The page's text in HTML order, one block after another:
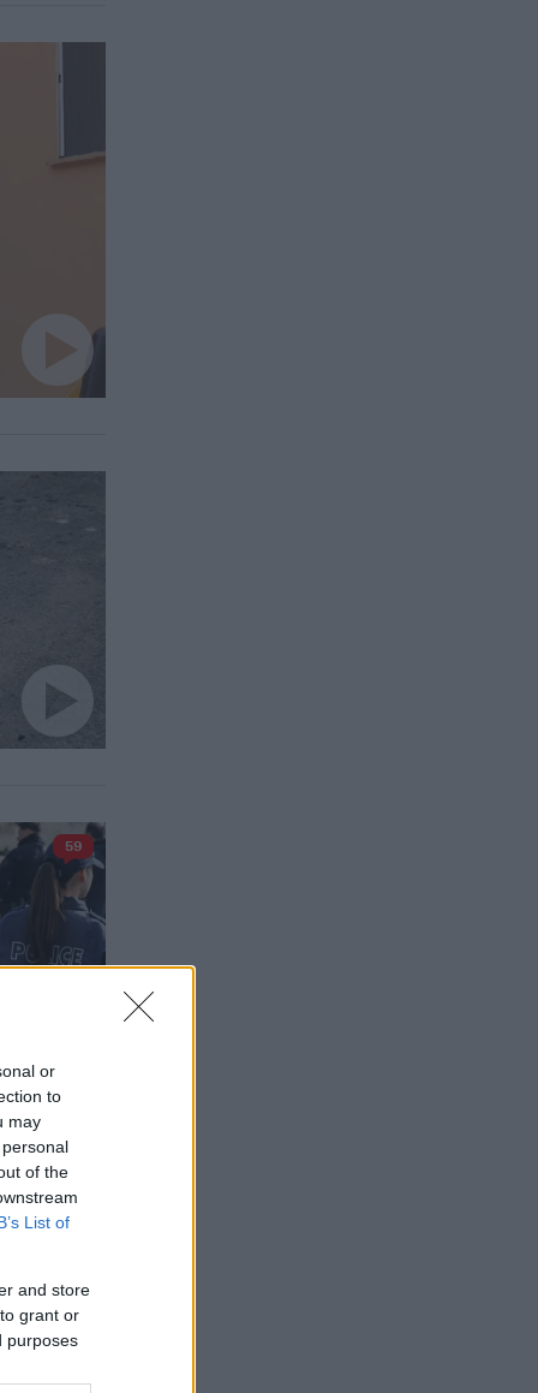
or
to
may
of the
List of
and store
grant or
purposes
59